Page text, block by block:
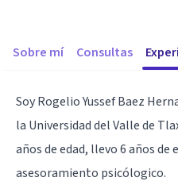
Sobre mí Consultas
Soy Rogelio Yussef Baez
la Universidad del Valle de
años de edad, llevo 6 años
asesoramiento psicólogico.